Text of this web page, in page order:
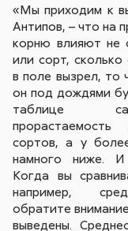
«Мы приходим к
Антипов, – что на
корню влияют не
или сорт, сколько
в поле вызрел, то
он под дождями
таблице
сортов, а у
намного ниже.
Когда вы
например,
обратите
выведены.